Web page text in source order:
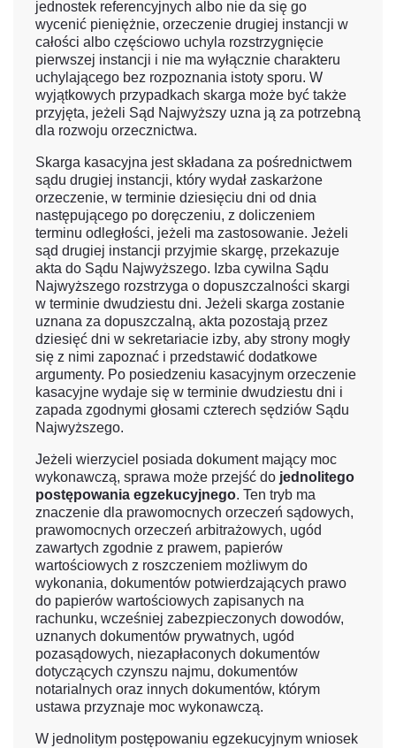
jednostek referencyjnych albo nie da się go
wycenić pieniężnie, orzeczenie drugiej instancji w
całości albo częściowo uchyla rozstrzygnięcie
pierwszej instancji i nie ma wyłącznie charakteru
uchylającego bez rozpoznania istoty sporu. W
wyjątkowych przypadkach skarga może być także
przyjęta, jeżeli Sąd Najwyższy uzna ją za potrzebną
dla rozwoju orzecznictwa.
Skarga kasacyjna jest składana za pośrednictwem
sądu drugiej instancji, który wydał zaskarżone
orzeczenie, w terminie dziesięciu dni od dnia
następującego po doręczeniu, z doliczeniem
terminu odległości, jeżeli ma zastosowanie. Jeżeli
sąd drugiej instancji przyjmie skargę, przekazuje
akta do Sądu Najwyższego. Izba cywilna Sądu
Najwyższego rozstrzyga o dopuszczalności skargi
w terminie dwudziestu dni. Jeżeli skarga zostanie
uznana za dopuszczalną, akta pozostają przez
dziesięć dni w sekretariacie izby, aby strony mogły
się z nimi zapoznać i przedstawić dodatkowe
argumenty. Po posiedzeniu kasacyjnym orzeczenie
kasacyjne wydaje się w terminie dwudziestu dni i
zapada zgodnymi głosami czterech sędziów Sądu
Najwyższego.
Jeżeli wierzyciel posiada dokument mający moc
wykonawczą, sprawa może przejść do jednolitego
postępowania egzekucyjnego. Ten tryb ma
znaczenie dla prawomocnych orzeczeń sądowych,
prawomocnych orzeczeń arbitrażowych, ugód
zawartych zgodnie z prawem, papierów
wartościowych z roszczeniem możliwym do
wykonania, dokumentów potwierdzających prawo
do papierów wartościowych zapisanych na
rachunku, wcześniej zabezpieczonych dowodów,
uznanych dokumentów prywatnych, ugód
pozasądowych, niezapłaconych dokumentów
dotyczących czynszu najmu, dokumentów
notarialnych oraz innych dokumentów, którym
ustawa przyznaje moc wykonawczą.
W jednolitym postępowaniu egzekucyjnym wniosek